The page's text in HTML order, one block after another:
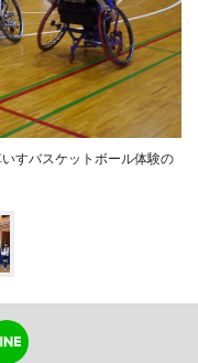
すバスケットボール体験の